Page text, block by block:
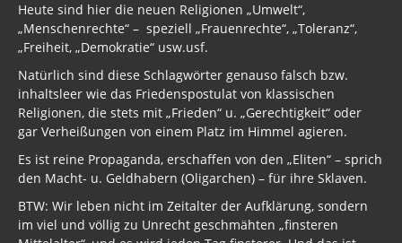
Trump, Putin, Xi, der falsche Franziskus
»Lolita Express« Jeffrey Epstein
Jason Mason
1. Weltkrieg
Kulturrevolution
China Lake
Heute sind hier die neuen Religionen „Umwelt“,
„Menschenrechte“ – speziell „Frauenrechte“, „Toleranz“,
„Freiheit, „Demokratie“ usw.usf.
Natürlich sind diese Schlagwörter genauso falsch bzw.
inhaltsleer wie das Friedenspostulat von klassischen
Religionen, die stets mit „Frieden“ u. „Gerechtigkeit“ oder
gar Verheißungen von einem Platz im Himmel agieren.
Es ist reine Propaganda, erschaffen von den „Eliten“ – sprich
den Macht- u. Geldhabern (Oligarchen) – für ihre Sklaven.
BTW: Wir leben nicht im Zeitalter der Aufklärung, sondern
im viel und völlig zu Unrecht geschmähten „finsteren